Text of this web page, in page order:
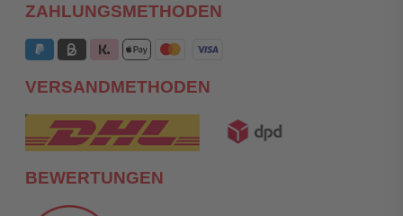
ZAHLUNGSMETHODEN
VERSANDMETHODEN
BEWERTUNGEN